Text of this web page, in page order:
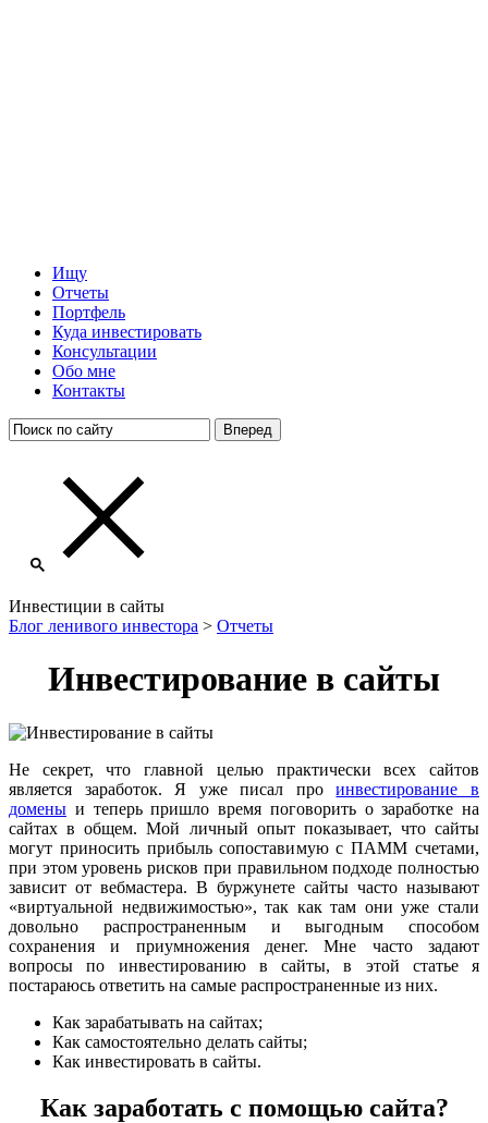
Ищу
Отчеты
Портфель
Куда инвестировать
Консультации
Обо мне
Контакты
Инвестиции в сайты
Блог ленивого инвестора > Отчеты
Инвестирование в сайты
Не секрет, что главной целью практически всех сайтов
является заработок. Я уже писал проинвестирование в
домены и теперь пришло время поговорить о заработке на
сайтах в общем. Мой личный опыт показывает, что сайты
могут приносить прибыль сопоставимую с ПАММ счетами,
при этом уровень рисков при правильном подходе полностью
зависит от вебмастера. В буржунете сайты часто называют
«виртуальной недвижимостью», так как там они уже стали
довольно распространенным и выгодным способом
сохранения и приумножения денег. Мне часто задают
вопросы по инвестированию в сайты, в этой статье я
постараюсь ответить на самые распространенные из них.
Как зарабатывать на сайтах;
Как самостоятельно делать сайты;
Как инвестировать в сайты.
Как заработать с помощью сайта?